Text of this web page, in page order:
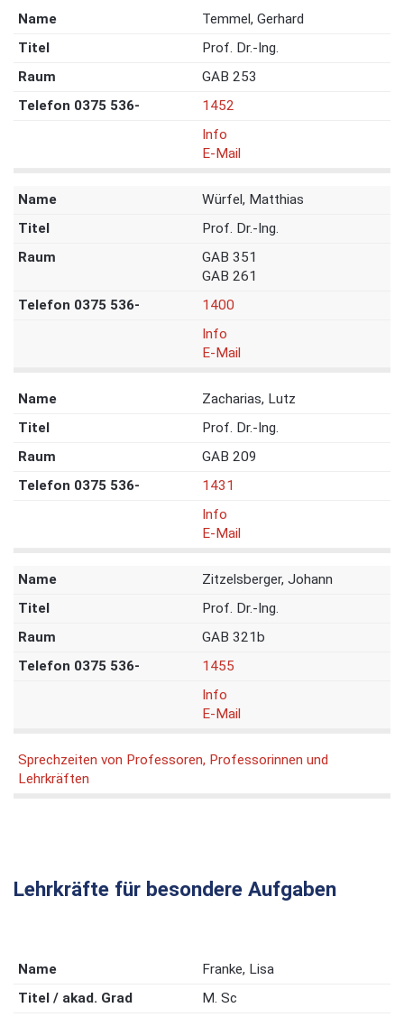
Temmel, Gerhard
Prof. Dr.-Ing.
GAB 253
1452
Info
E-Mail
Würfel, Matthias
Prof. Dr.-Ing.
GAB 351
GAB 261
1400
Info
E-Mail
Zacharias, Lutz
Prof. Dr.-Ing.
GAB 209
1431
Info
E-Mail
Zitzelsberger, Johann
Prof. Dr.-Ing.
GAB 321b
1455
Info
E-Mail
Sprechzeiten von Professoren, Professorinnen und
Lehrkräften
Lehrkräfte für besondere Aufgaben
Franke, Lisa
M. Sc